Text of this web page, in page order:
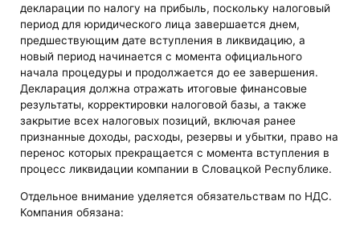
декларации по налогу на прибыль, поскольку налоговый
период для юридического лица завершается днем,
предшествующим дате вступления в ликвидацию, а
новый период начинается с момента официального
начала процедуры и продолжается до ее завершения.
Декларация должна отражать итоговые финансовые
результаты, корректировки налоговой базы, а также
закрытие всех налоговых позиций, включая ранее
признанные доходы, расходы, резервы и убытки, право на
перенос которых прекращается с момента вступления в
процесс ликвидации компании в Словацкой Республике.
Отдельное внимание уделяется обязательствам по НДС.
Компания обязана: